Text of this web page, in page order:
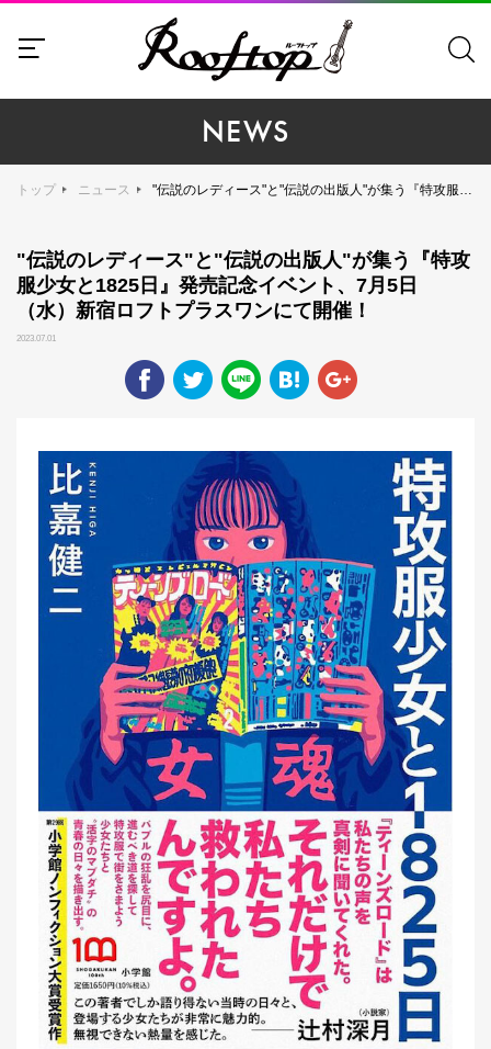
NEWS
トップ ニュース "伝説のレディース"と"伝説の出版人"が集う『特攻服少女と1825日』発売記念イベント、7月5日（水）新宿ロフトプラスワンにて開催！
"伝説のレディース"と"伝説の出版人"が集う『特攻
服少女と1825日』発売記念イベント、7月5日
（水）新宿ロフトプラスワンにて開催！
2023.07.01